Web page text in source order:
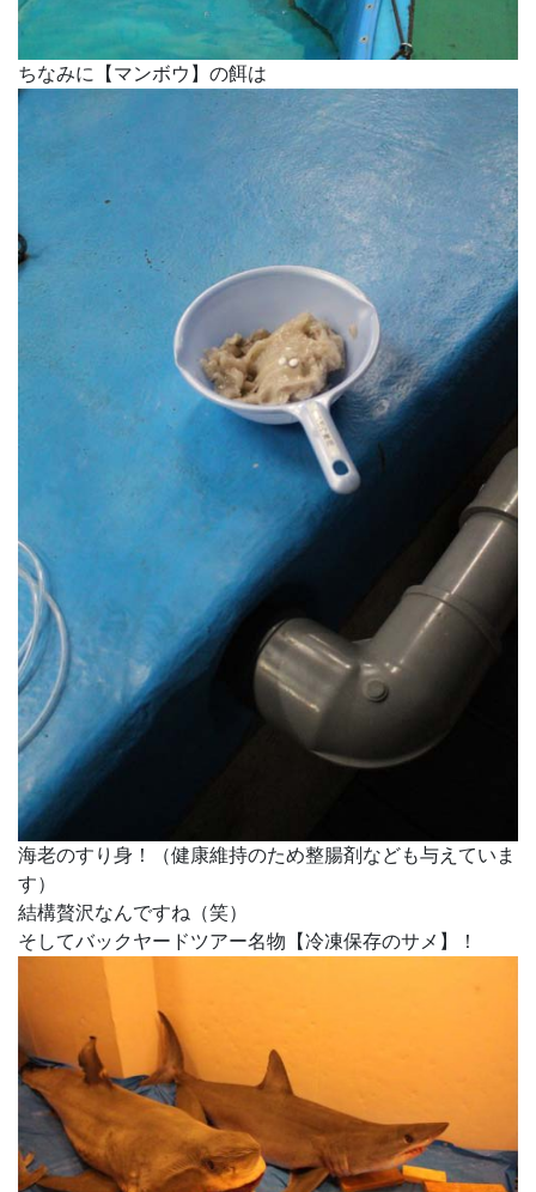
ちなみに【マンボウ】の餌は
海老のすり身！（健康維持のため整腸剤なども与えていま
す）
結構贅沢なんですね（笑）
そしてバックヤードツアー名物【冷凍保存のサメ】！